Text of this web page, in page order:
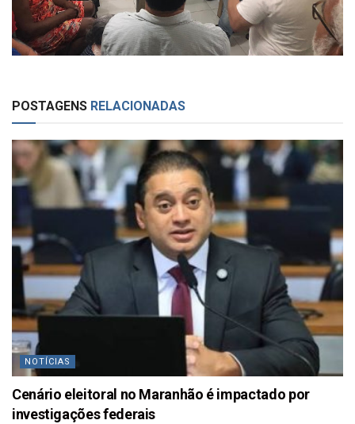
POSTAGENS RELACIONADAS
NOTÍCIAS
Cenário eleitoral no Maranhão é impactado por
investigações federais